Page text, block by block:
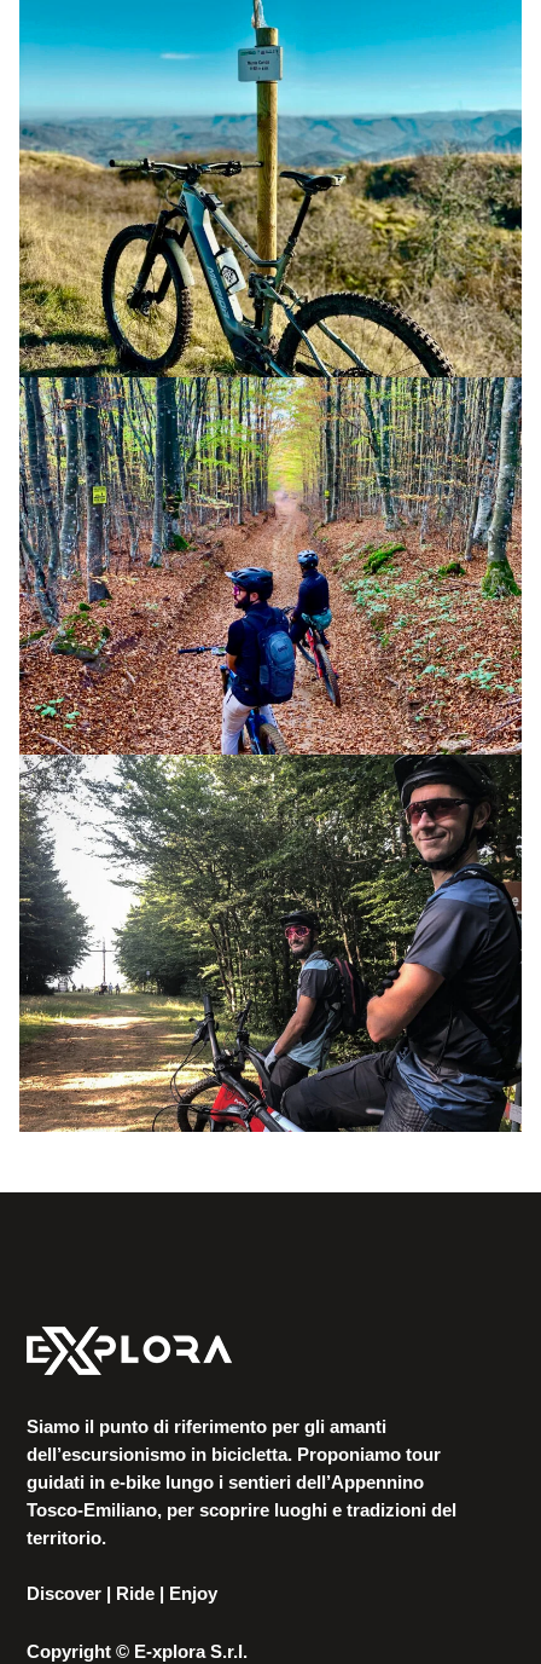
CORSO MTB ELETTRICA (1 GG) COURSE
TERRE DI CONFINE GUARDANDO AD EST
24 MAGGIO 2025
CORSO MTB ELETTRICA (1 GG) COURSE
BOLOGNA MONTANA ART TRAIL
13 GIUGNO 2025
CORSO MTB ELETTRICA (1 GG) COURSE
ARIA PURA E DIVERTIMENTO A QUOTA
1200
20 LUGLIO 2025
Siamo il punto di riferimento per gli amanti
dell’escursionismo in bicicletta. Proponiamo tour
guidati in e-bike lungo i sentieri dell’Appennino
Tosco-Emiliano, per scoprire luoghi e tradizioni del
territorio.
Discover | Ride | Enjoy
Copyright © E-xplora S.r.l.